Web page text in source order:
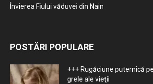
Învierea Fiului văduvei din Nain
POSTĂRI POPULARE
+++ Rugăciune puternică
grele ale vieţii